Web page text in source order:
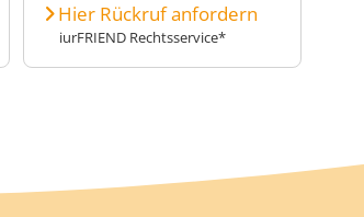
Hier Rückruf anfordern
iurFRIEND Rechtsservice*